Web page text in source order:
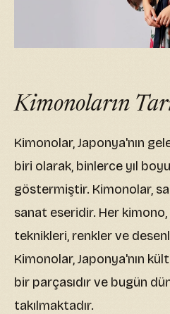
Kimonoların
Kimonolar, Japonya'nın
biri olarak, binlerce yıl
göstermiştir. Kimonolar,
sanat eseridir. Her
teknikleri, renkler ve
Kimonolar, Japonya'nın
bir parçasıdır ve bugün
takılmaktadır.